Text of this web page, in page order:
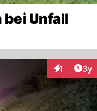
Unfall
1 3y